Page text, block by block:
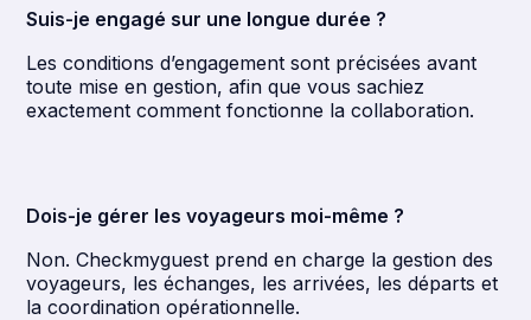
Suis-je engagé sur une longue durée ?
Les conditions d’engagement sont précisées avant
toute mise en gestion, afin que vous sachiez
exactement comment fonctionne la collaboration.
Dois-je gérer les voyageurs moi-même ?
Non. Checkmyguest prend en charge la gestion des
voyageurs, les échanges, les arrivées, les départs et
la coordination opérationnelle.